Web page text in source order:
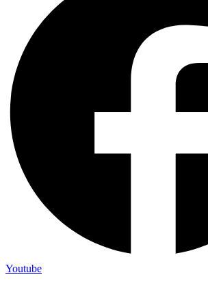
Youtube